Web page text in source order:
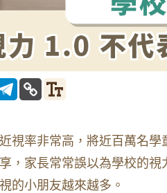
視率非常高，將近百萬名
，家長常常誤以為學校的
的小朋友越來越多。